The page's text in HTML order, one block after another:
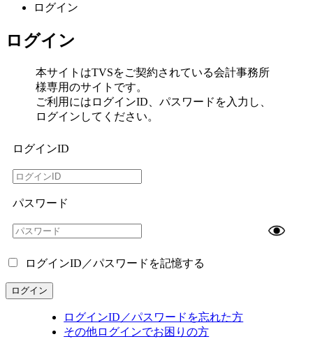
ログイン
ログイン
本サイトはTVSをご契約されている会計事務所
様専用のサイトです。
ご利用にはログインID、パスワードを入力し、
ログインしてください。
ログインID
パスワード
ログインID／パスワードを記憶する
ログイン
ログインID／パスワードを忘れた方
その他ログインでお困りの方